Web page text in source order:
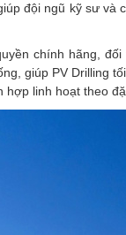
đội ngũ kỹ sư và
chính hãng,
giúp PV Drilling
linh hoạt theo